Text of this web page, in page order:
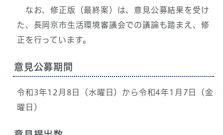
なお、修正版（最終案）は、意見公募結果を受け
た、長岡京市生活環境審議会での議論も踏まえ、修
正を行っています。
意見公募期間
令和3年12月8日（水曜日）から令和4年1月7日（金
曜日）